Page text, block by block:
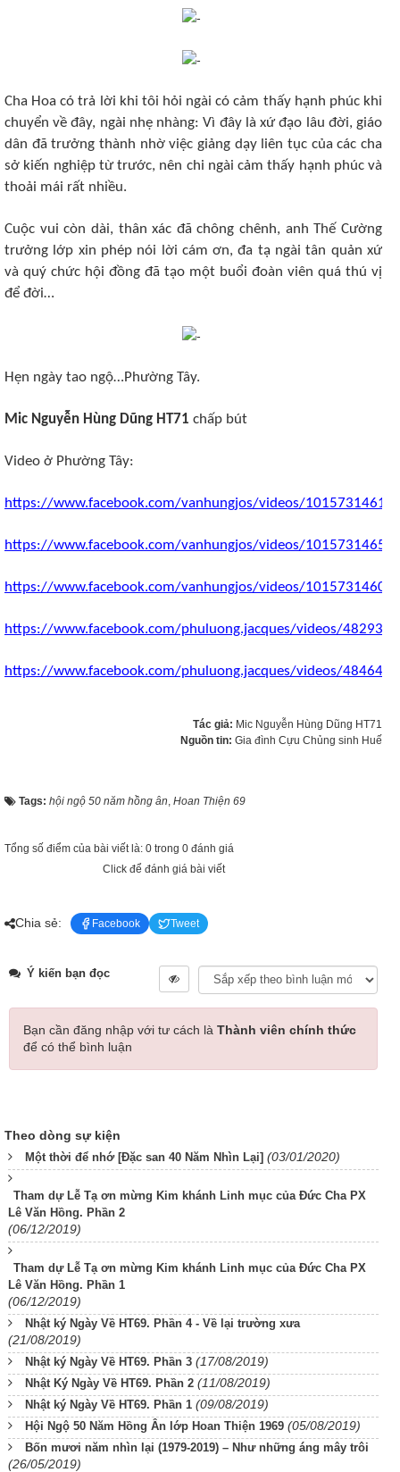
Cha Hoa có trả lời khi tôi hỏi ngài có cảm thấy hạnh phúc khi
chuyển về đây, ngài nhẹ nhàng: Vì đây là xứ đạo lâu đời, giáo
dân đã trưởng thành nhờ việc giảng dạy liên tục của các cha
sở kiến nghiệp từ trước, nên chi ngài cảm thấy hạnh phúc và
thoải mái rất nhiều.
Cuộc vui còn dài, thân xác đã chông chênh, anh Thế Cường
trưởng lớp xin phép nói lời cám ơn, đa tạ ngài tân quản xứ
và quý chức hội đồng đã tạo một buổi đoàn viên quá thú vị
để đời…
Hẹn ngày tao ngộ…Phường Tây.
Mic Nguyễn Hùng Dũng HT71 chấp bút
Video ở Phường Tây:
https://www.facebook.com/vanhungjos/videos/
https://www.facebook.com/vanhungjos/videos/
https://www.facebook.com/vanhungjos/videos/
https://www.facebook.com/phuluong.jacques/videos/
https://www.facebook.com/phuluong.jacques/videos/
Tác giả: Mic Nguyễn Hùng Dũng HT71
Nguồn tin: Gia đình Cựu Chủng sinh Huế
Tags: hội ngộ 50 năm hồng ân, Hoan Thiện 69
Tổng số điểm của bài viết là: 0 trong 0 đánh giá
Click để đánh giá bài viết
Chia sẻ: Facebook Tweet
Ý kiến bạn đọc
Bạn cần đăng nhập với tư cách là Thành viên chính thức
để có thể bình luận
Theo dòng sự kiện
Một thời để nhớ [Đặc san 40 Năm Nhìn Lại] (03/01/2020)
Tham dự Lễ Tạ ơn mừng Kim khánh Linh mục của Đức Cha PX
Lê Văn Hồng. Phần 2
(06/12/2019)
Tham dự Lễ Tạ ơn mừng Kim khánh Linh mục của Đức Cha PX
Lê Văn Hồng. Phần 1
(06/12/2019)
Nhật ký Ngày Về HT69. Phần 4 - Về lại trường xưa
(21/08/2019)
Nhật ký Ngày Về HT69. Phần 3 (17/08/2019)
Nhật Ký Ngày Về HT69. Phần 2 (11/08/2019)
Nhật ký Ngày Về HT69. Phần 1 (09/08/2019)
Hội Ngộ 50 Năm Hồng Ân lớp Hoan Thiện 1969 (05/08/2019)
Bốn mươi năm nhìn lại (1979-2019) – Như những áng mây trôi
(26/05/2019)